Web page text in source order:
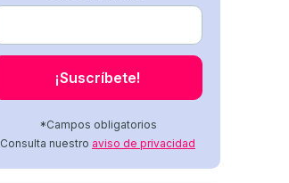
*Campos obligatorios
Consulta nuestro aviso de privacidad